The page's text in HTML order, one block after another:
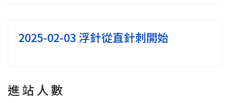
2025-02-03 浮針從直針刺開始
進 站 人 數